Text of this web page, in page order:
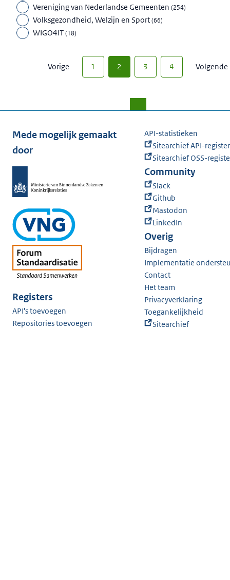
Vereniging van Nederlandse Gemeenten (254)
Volksgezondheid, Welzijn en Sport(66)
WIGO4IT(18)
Vorige 1 2 3 4 Volgende
Mede mogelijk gemaakt
door
Registers
API's toevoegen
Repositories toevoegen
API-statistieken
Sitearchief API-register
Sitearchief OSS-
Community
Slack
Github
Mastodon
LinkedIn
Overig
Bijdragen
Implementatie
Contact
Het team
Privacyverklaring
Toegankelijkheid
Sitearchief